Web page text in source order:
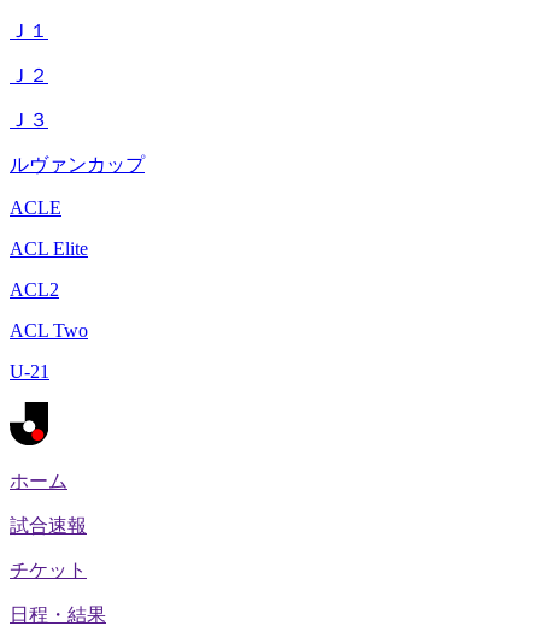
Ｊ１
Ｊ２
Ｊ３
ルヴァンカップ
ACLE
ACL Elite
ACL2
ACL Two
U-21
ホーム
試合速報
チケット
日程・結果